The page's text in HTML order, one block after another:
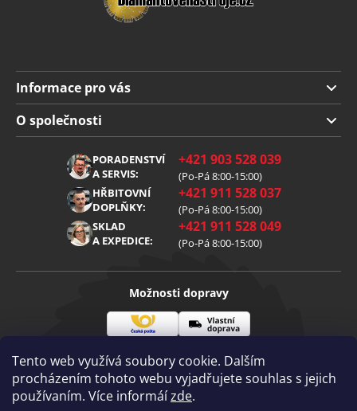
Tento web využívá soubory cookie. Dalším
procházením tohoto webu vyjadřujete souhlas s jejich
používaním. Více informáízde.
Informace pro vás
Doprava a platba
Obchodní podmínky
Reklamace
Zpracování osobních údajů
O společnosti
PORADENSTVÍ
A SERVIS:
+421 903 528 039
(Po-Pá 8:00-15:00)
HŘBITOVNÍ
DOPLŇKY:
+421 911 528 037
(Po-Pá 8:00-15:00)
SKLAD
A EXPEDICE:
+421 911 528 049
(Po-Pá 8:00-15:00)
Možnosti dopravy
pošta
doprava
Visa Mastercard